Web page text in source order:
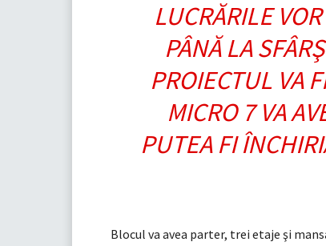
LUCRĂRILE
PÂNĂ LA
PROIECTUL VA
MICRO 7 VA
PUTEA FI
Blocul va avea parter, trei etaje şi